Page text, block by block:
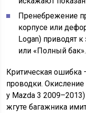
Пренебрежение
корпусе или
Logan) приводят
или «Полный бак».
Критическая ошибка
проводки.
у Mazda 3
жгуте багажника